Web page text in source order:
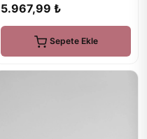
5.967,99 ₺
Sepete Ekle